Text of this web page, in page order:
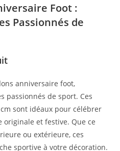
Foot :
Passionnés de
anniversaire foot,
passionnés de sport. Ces
sont idéaux pour célébrer
et festive. Que ce
ou extérieure, ces
sportive à votre décoration.